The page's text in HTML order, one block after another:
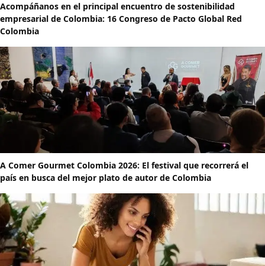
Acompáñanos en el principal encuentro de sostenibilidad
empresarial de Colombia: 16 Congreso de Pacto Global Red
Colombia
A Comer Gourmet Colombia 2026: El festival que recorrerá el
país en busca del mejor plato de autor de Colombia